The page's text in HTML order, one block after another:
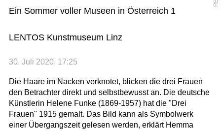
Ein Sommer voller Museen in Österreich 1
LENTOS Kunstmuseum Linz
30. Juli 2020, 17:25
Die Haare im Nacken verknotet, blicken die drei Frauen
den Betrachter direkt und selbstbewusst an. Die deutsche
Künstlerin Helene Funke (1869-1957) hat die "Drei
Frauen" 1915 gemalt. Das Bild kann als Symbolwerk
einer Übergangszeit gelesen werden, erklärt Hemma